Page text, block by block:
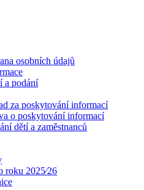
osobních údajů
a podání
za poskytování informací
o poskytování informací
dětí a zaměstnanců
roku 2025⁄26